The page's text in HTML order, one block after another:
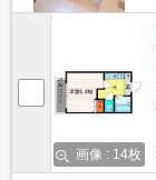
画像 : 14枚